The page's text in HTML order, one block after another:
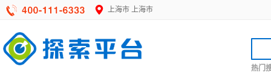
上海市 上海市
热门